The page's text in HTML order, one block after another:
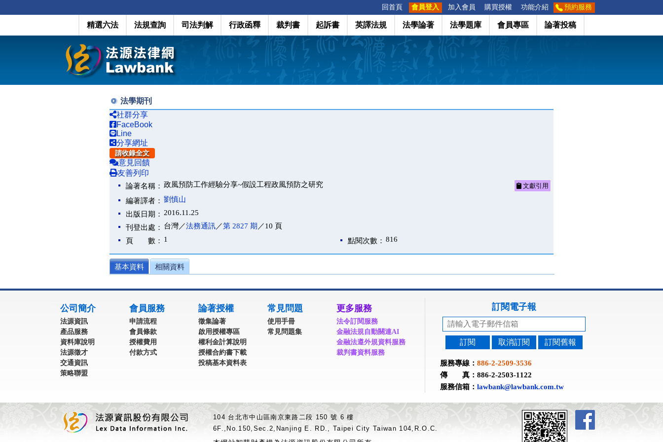
回首頁 會員登入 加入會員 購買授權 功能介紹 預約服務
精選六法 法規查詢 司法判解 行政函釋 裁判書 起訴書 英譯法規 法學論著 法學題庫 會員專區 論著投稿
法學期刊
社群分享
FaceBook
Line
分享網址
請收錄全文
意見回饋
友善列印
論著名稱： 政風預防工作經驗分享~假設工程政風預防之研究 文獻引用
編著譯者： 劉慎山
出版日期： 2016.11.25
刊登出處： 台灣／法務通訊／第 2827 期 ／10 頁
頁 數： 1 點閱次數： 816
基本資料 相關資料
公司簡介
法源資訊
產品服務
資料庫說明
法源徵才
交通資訊
策略聯盟
會員服務
申請流程
會員條款
授權費用
付款方式
論著授權
徵集論著
啟用授權專區
權利金計算說明
授權合約書下載
投稿基本資料表
常見問題
使用手冊
常見問題集
更多服務
法令訂閱服務
金融法規自動關連AI
金融法遵外規資料服務
裁判書資料服務
訂閱電子報
訂閱 取消訂閱 訂閱舊報
服務專線： 886-2-2509-3536
傳 真：886-2-2503-1122
服務信箱： lawbank@lawbank.com.tw
104 台北市中山區南京東路二段 150 號 6 樓
6F.,No.150,Sec.2,Nanjing E. RD., Taipei City Taiwan 104,R.O.C.